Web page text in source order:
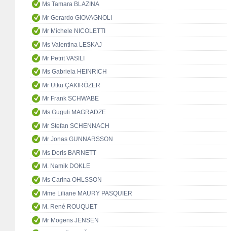
Ms Tamara BLAZINA
Mr Gerardo GIOVAGNOLI
Mr Michele NICOLETTI
Ms Valentina LESKAJ
Mr Petrit VASILI
Ms Gabriela HEINRICH
Mr Utku ÇAKIRÖZER
Mr Frank SCHWABE
Ms Guguli MAGRADZE
Mr Stefan SCHENNACH
Mr Jonas GUNNARSSON
Ms Doris BARNETT
M. Namik DOKLE
Ms Carina OHLSSON
Mme Liliane MAURY PASQUIER
M. René ROUQUET
Mr Mogens JENSEN